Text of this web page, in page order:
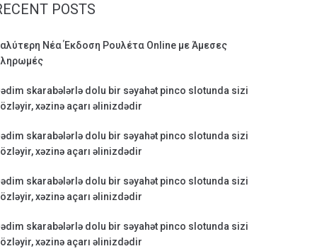
POSTS
Νέα Έκδοση Ρουλέτα Online με Άμεσες
skarabələrlə dolu bir səyahət pinco slotunda sizi
xəzinə açarı əlinizdədir
skarabələrlə dolu bir səyahət pinco slotunda sizi
xəzinə açarı əlinizdədir
skarabələrlə dolu bir səyahət pinco slotunda sizi
xəzinə açarı əlinizdədir
skarabələrlə dolu bir səyahət pinco slotunda sizi
xəzinə açarı əlinizdədir